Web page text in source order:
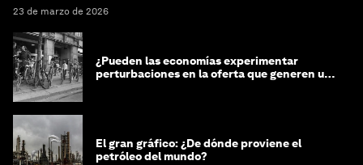
23 de marzo de 2026
¿Pueden las economías experimentar
perturbaciones en la oferta que generen un
El gran gráfico: ¿De dónde proviene el
petróleo del mundo?